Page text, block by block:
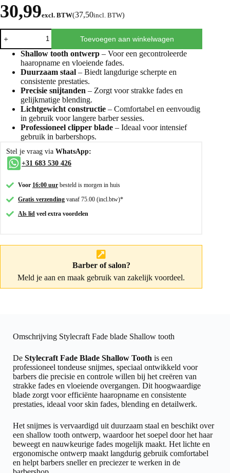
30,99excl. BTW(37,50incl. BTW)
Toevoegen aan winkelwagen
Shallow tooth ontwerp – Voor een gecontroleerde
haaropname en vloeiende fades.
Duurzaam staal – Biedt langdurige scherpte en
consistente prestaties.
Precisie snijtanden – Zorgt voor strakke fades en
gelijkmatige blending.
Lichtgewicht constructie – Comfortabel en eenvoudig
in gebruik voor langere barber sessies.
Professioneel clipper blade – Ideaal voor intensief
gebruik in barbershops.
Stel je vraag via WhatsApp:
+31 683 530 426
Voor 16:00 uur besteld is morgen in huis
Gratis verzending vanaf 75.00 (incl.btw)*
Als lid veel extra voordelen
Barber of salon?
Meld je aan en maak gebruik van zakelijk voordeel.
Omschrijving Stylecraft Fade blade Shallow tooth
De Stylecraft Fade Blade Shallow Tooth is een
professioneel tondeuse snijmes, speciaal ontwikkeld voor
barbers die precisie en controle willen bij het creëren van
strakke fades en vloeiende overgangen. Dit hoogwaardige
blade zorgt voor efficiënte haaropname en consistente
prestaties, ideaal voor skin fades, blending en detailwerk.
Het snijmes is vervaardigd uit duurzaam staal en beschikt over
een shallow tooth ontwerp, waardoor het soepel door het haar
beweegt en nauwkeurige fades mogelijk maakt. Het lichte en
ergonomische ontwerp maakt langdurig gebruik comfortabel
en helpt barbers sneller en preciezer te werken in de